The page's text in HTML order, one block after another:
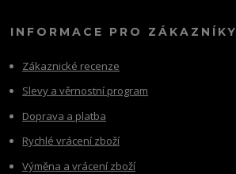
INFORMACE PRO ZÁKAZNÍKY
Zákaznické recenze
Slevy a věrnostní program
Doprava a platba
Rychlé vrácení zboží
Výměna a vrácení zboží